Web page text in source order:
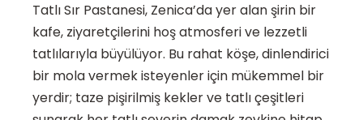
Tatlı Sır Pastanesi, Zenica’da yer alan şirin bir
kafe, ziyaretçilerini hoş atmosferi ve lezzetli
tatlılarıyla büyülüyor. Bu rahat köşe, dinlendirici
bir mola vermek isteyenler için mükemmel bir
yerdir; taze pişirilmiş kekler ve tatlı çeşitleri